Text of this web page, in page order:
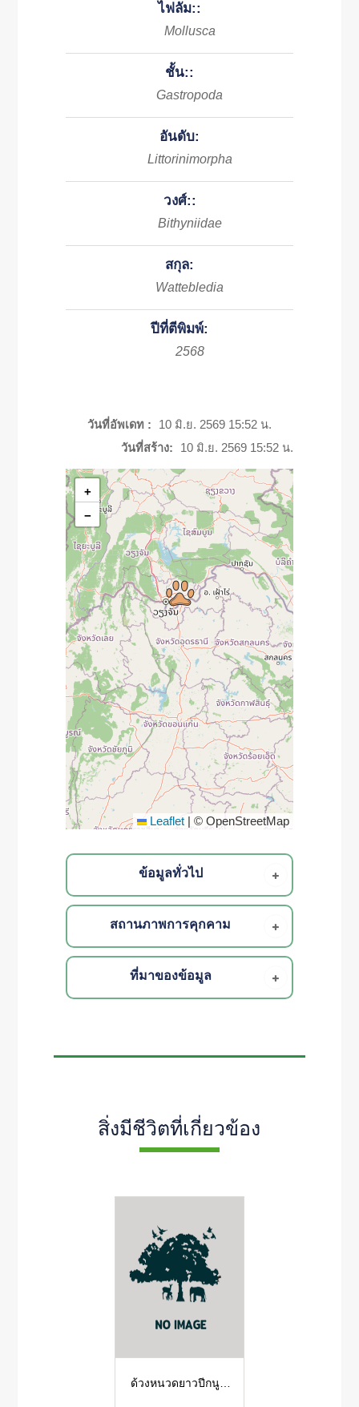
ไฟลัม::
Mollusca
ชั้น::
Gastropoda
อันดับ:
Littorinimorpha
วงศ์::
Bithyniidae
สกุล:
Wattebledia
ปีที่ตีพิมพ์:
2568
วันที่อัพเดท :
10 มิ.ย. 2569 15:52 น.
วันที่สร้าง:
10 มิ.ย. 2569 15:52 น.
+
−
Leaflet © OpenStreetMap
ข้อมูลทั่วไป
สถานภาพการคุกคาม
ที่มาของข้อมูล
สิ่งมีชีวิตที่เกี่ยวข้อง
ด้วงหนวดยาวปีกนูน